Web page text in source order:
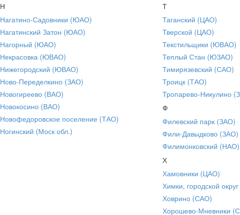
Н
Нагатино-Садовники (ЮАО)
Нагатинский Затон (ЮАО)
Нагорный (ЮАО)
Некрасовка (ЮВАО)
Нижегородский (ЮВАО)
Ново-Переделкино (ЗАО)
Новогиреево (ВАО)
Новокосино (ВАО)
Новофедоровское поселение (ТАО)
Ногинский (Моск обл.)
Т
Таганский (ЦАО)
Тверской (ЦАО)
Текстильщики (ЮВАО)
Теплый Стан (ЮЗАО)
Тимирязевский (САО)
Троицк (ТАО)
Тропарево-Никулино
Ф
Филевский парк (ЗАО)
Фили-Давыдково (ЗАО)
Филимонковский (НАО)
Х
Хамовники (ЦАО)
Химки, городской
Ховрино (САО)
Хорошево-Мневники